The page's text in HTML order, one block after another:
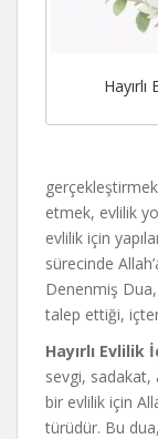
etmek, evlilik
evlilik için
sürecinde
Denenmiş Dua,
talep ettiği,
Hayırlı Evlilik
sevgi, sadakat,
bir evlilik için
türüdür. Bu